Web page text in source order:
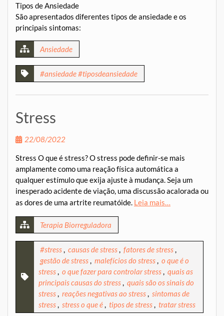
Tipos de Ansiedade
São apresentados diferentes tipos de ansiedade e os
principais sintomas:
Ansiedade
#ansiedade #tiposdeansiedade
Stress
22/08/2022
Stress O que é stress? O stress pode definir-se mais
amplamente como uma reação física automática a
qualquer estímulo que exija ajuste à mudança. Seja um
inesperado acidente de viação, uma discussão acalorada ou
as dores de uma artrite reumatóide. Leia mais…
Terapia Biorreguladora
#stress, causas de stress, fatores de stress,
gestão de stress, malefícios do stress, o que é o
stress, o que fazer para controlar stress, quais as
principais causas do stress, quais são os sinais do
stress, reações negativas ao stress, sintomas de
stress, stress o que é, tipos de stress, tratar stress